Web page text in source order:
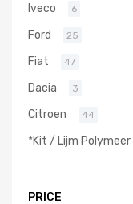
Iveco 6
Ford 25
Fiat 47
Dacia 3
Citroen 44
*Kit / Lijm Polymeer
PRICE